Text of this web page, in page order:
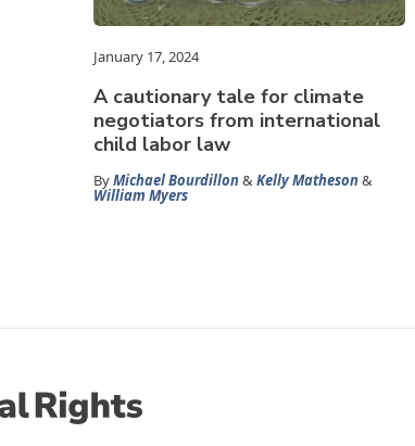
January 17, 2024
A cautionary tale for climate
negotiators from international
child labor law
ByMichael Bourdillon&Kelly Matheson&
William Myers